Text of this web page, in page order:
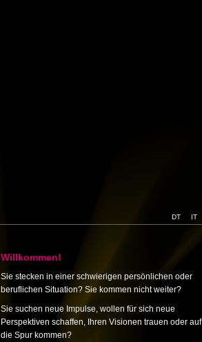
DT IT
Willkommen!
Sie stecken in einer schwierigen persönlichen oder
beruflichen Situation? Sie kommen nicht weiter?
Sie suchen neue Impulse, wollen für sich neue
Perspektiven schaffen, Ihren Visionen trauen oder auf
die Spur kommen?